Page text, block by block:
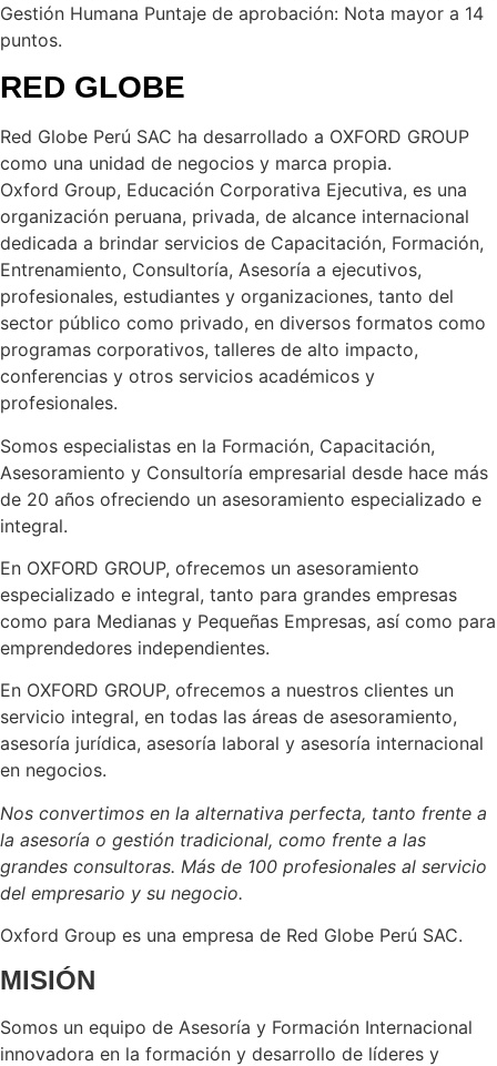
Gestión Humana Puntaje de aprobación: Nota mayor a 14
puntos.
RED GLOBE
Red Globe Perú SAC ha desarrollado a OXFORD GROUP
como una unidad de negocios y marca propia.
Oxford Group, Educación Corporativa Ejecutiva, es una
organización peruana, privada, de alcance internacional
dedicada a brindar servicios de Capacitación, Formación,
Entrenamiento, Consultoría, Asesoría a ejecutivos,
profesionales, estudiantes y organizaciones, tanto del
sector público como privado, en diversos formatos como
programas corporativos, talleres de alto impacto,
conferencias y otros servicios académicos y
profesionales.
Somos especialistas en la Formación, Capacitación,
Asesoramiento y Consultoría empresarial desde hace más
de 20 años ofreciendo un asesoramiento especializado e
integral.
En OXFORD GROUP, ofrecemos un asesoramiento
especializado e integral, tanto para grandes empresas
como para Medianas y Pequeñas Empresas, así como para
emprendedores independientes.
En OXFORD GROUP, ofrecemos a nuestros clientes un
servicio integral, en todas las áreas de asesoramiento,
asesoría jurídica, asesoría laboral y asesoría internacional
en negocios.
Nos convertimos en la alternativa perfecta, tanto frente a
la asesoría o gestión tradicional, como frente a las
grandes consultoras. Más de 100 profesionales al servicio
del empresario y su negocio.
Oxford Group es una empresa de Red Globe Perú SAC.
MISIÓN
Somos un equipo de Asesoría y Formación Internacional
innovadora en la formación y desarrollo de líderes y